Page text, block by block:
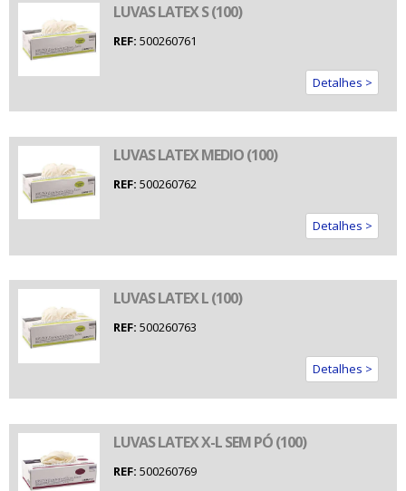
LUVAS LATEX S (100)
REF: 500260761
Detalhes >
LUVAS LATEX MEDIO (100)
REF: 500260762
Detalhes >
LUVAS LATEX L (100)
REF: 500260763
Detalhes >
LUVAS LATEX X-L SEM PÓ (100)
REF: 500260769